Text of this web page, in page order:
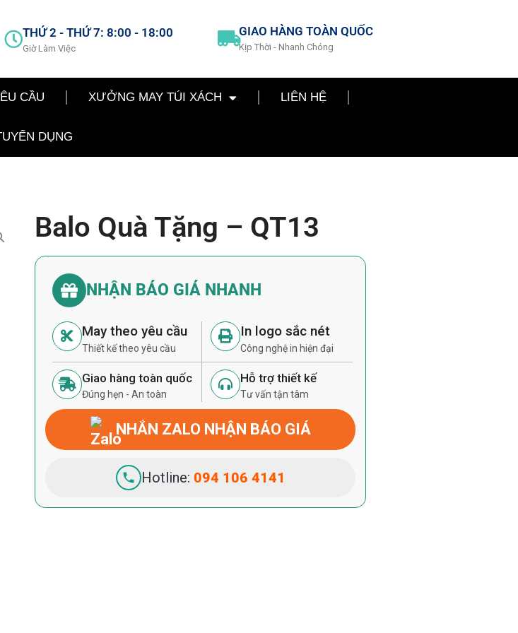
THỨ 2 - THỨ 7: 8:00 - 18:00
Giờ Làm Việc
GIAO HÀNG TOÀN QUỐC
Kịp Thời - Nhanh Chóng
CẦU XƯỞNG MAY TÚI XÁCH LIÊN HỆ
DỤNG
Balo Quà Tặng – QT13
NHẬN BÁO GIÁ NHANH
May theo yêu cầu
Thiết kế theo yêu cầu
In logo sắc nét
Công nghệ in hiện đại
Giao hàng toàn quốc
Đúng hẹn - An toàn
Hỗ trợ thiết kế
Tư vấn tận tâm
NHẮN ZALO NHẬN BÁO GIÁ
Hotline: 094 106 4141